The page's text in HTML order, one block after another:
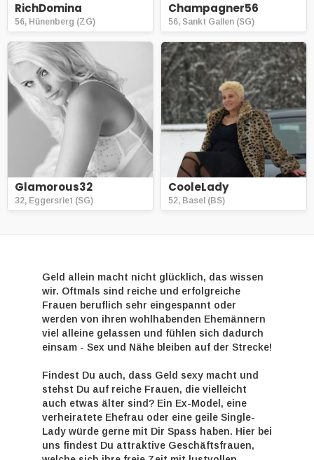
RichDomina
56, Hünenberg (ZG)
Champagner56
56, Sankt Gallen (SG)
Glamorous32
32, Eggersriet (SG)
CooleLady
52, Basel (BS)
Geld allein macht nicht glücklich, das wissen
wir. Oftmals sind reiche und erfolgreiche
Frauen beruflich sehr eingespannt oder
werden von ihren wohlhabenden Ehemännern
viel alleine gelassen und fühlen sich dadurch
einsam - Sex und Nähe bleiben auf der Strecke!
Findest Du auch, dass Geld sexy macht und
stehst Du auf reiche Frauen, die vielleicht
auch etwas älter sind? Ein Ex-Model, eine
verheiratete Ehefrau oder eine geile Single-
Lady würde gerne mit Dir Spass haben. Hier bei
uns findest Du attraktive Geschäftsfrauen,